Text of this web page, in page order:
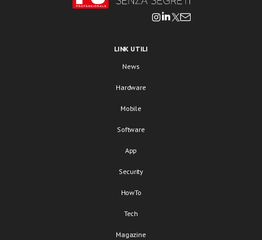
LINK UTILI
News
Hardware
Mobile
Software
App
Security
HowTo
Tech
Magazine